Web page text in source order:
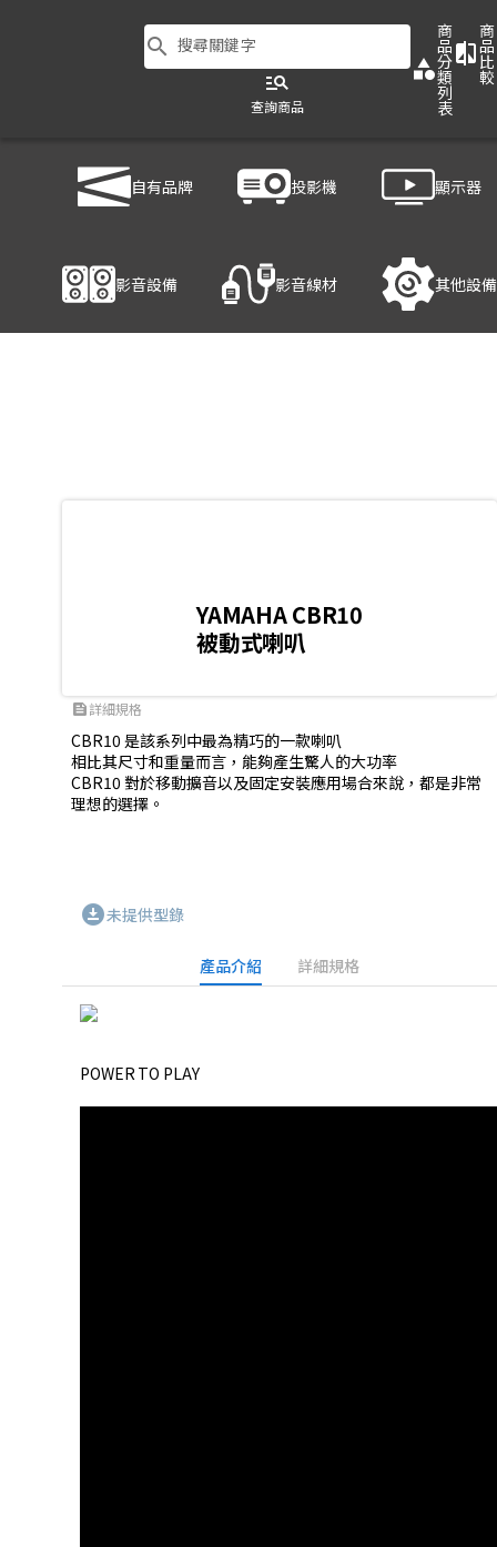
search 搜尋關鍵字
manage_search
查詢商品
category
商
品
分
類
列
表
compare
商
品
比
較
自有品牌 投影機 顯示器
影音設備 影音線材 其他設備
產品細節
YAMAHA CBR10
被動式喇叭
feed詳細規格
CBR10 是該系列中最為精巧的一款喇叭
相比其尺寸和重量而言，能夠產生驚人的大功率
CBR10 對於移動擴音以及固定安裝應用場合來說，都是非常
理想的選擇。
download_for_offline未提供型錄
產品介紹 詳細規格
POWER TO PLAY